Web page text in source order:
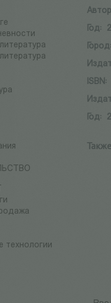
технологии
Год:
Город:
ISBN:
Год: